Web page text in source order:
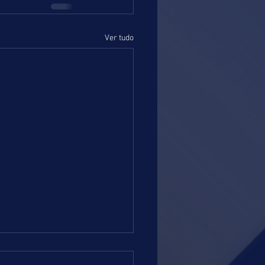
Ver tudo
=DOMINGO = 02.08.26 = RJ